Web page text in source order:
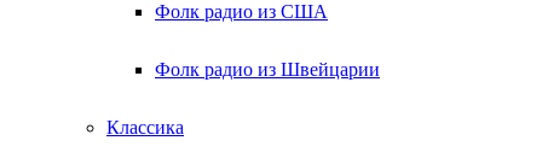
Фолк радио из США
Фолк радио из Швейцарии
Классика